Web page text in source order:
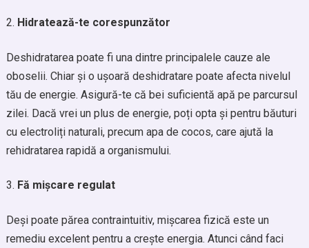
Hidratează-te corespunzător
Deshidratarea poate fi una dintre principalele cauze ale
oboselii. Chiar și o ușoară deshidratare poate afecta nivelul
tău de energie. Asigură-te că bei suficientă apă pe parcursul
zilei. Dacă vrei un plus de energie, poți opta și pentru băuturi
cu electroliți naturali, precum apa de cocos, care ajută la
rehidratarea rapidă a organismului.
Fă mișcare regulat
Deși poate părea contraintuitiv, mișcarea fizică este un
remediu excelent pentru a crește energia. Atunci când faci